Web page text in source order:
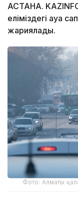
АСТАНА.
еліміздегі ауа
жариялады.
Фото: Алматы